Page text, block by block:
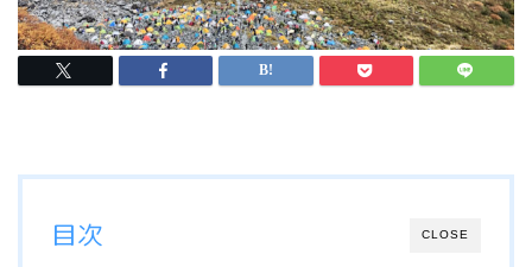
CLOSE
目次